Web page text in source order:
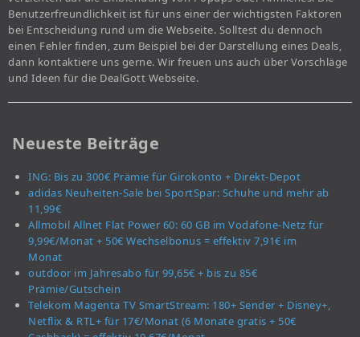
Benutzerfreundlichkeit ist für uns einer der wichtigsten Faktoren
bei Entscheidung rund um die Webseite. Solltest du dennoch
einen Fehler finden, zum Beispiel bei der Darstellung eines Deals,
dann kontaktiere uns gerne. Wir freuen uns auch über Vorschläge
und Ideen für die DealGott Webseite.
Neueste Beiträge
ING: Bis zu 300€ Prämie für Girokonto + Direkt-Depot
adidas Neuheiten-Sale bei SportSpar: Schuhe und mehr ab
11,99€
Allmobil Allnet Flat Power 60: 60 GB im Vodafone-Netz für
9,99€/Monat + 50€ Wechselbonus = effektiv 7,91€ im
Monat
outdoor im Jahresabo für 99,65€ + bis zu 85€
Prämie/Gutschein
Telekom Magenta TV SmartStream: 180+ Sender + Disney+,
Netflix & RTL+ für 17€/Monat (6 Monate gratis + 50€